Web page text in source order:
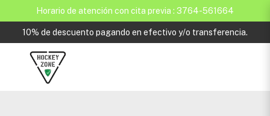
Horario de atención con cita previa : 3764-561664
10% de descuento pagando en efectivo y/o transferencia.